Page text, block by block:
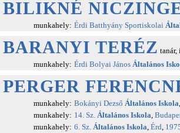
BILIKNÉ
munkahely: Érdi Batthyány Sportiskolai
BARANYI TERÉZ tanár,
munkahely: Érdi Bolyai János Általános
PERGER
munkahely: Bokányi Dezső Általános Iskola,
munkahely: 14. Sz. Általános Iskola,
munkahely: 6. Sz. Általános Iskola, Érd,